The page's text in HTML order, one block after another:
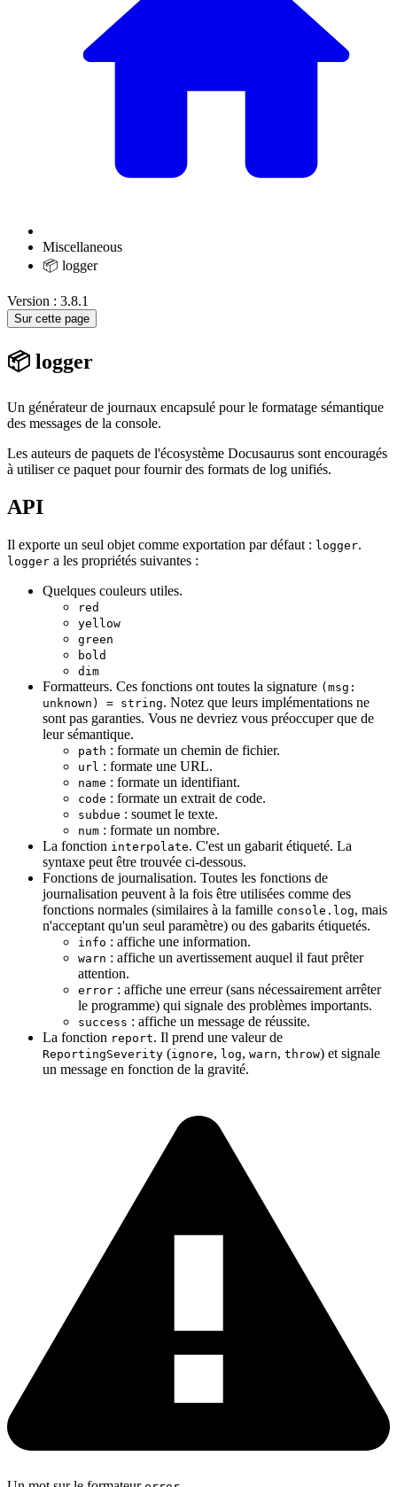
Miscellaneous
📦 logger
Version : 3.8.1
Sur cette page
📦 logger
Un générateur de journaux encapsulé pour le formatage sémantique
des messages de la console.
Les auteurs de paquets de l'écosystème Docusaurus sont encouragés
à utiliser ce paquet pour fournir des formats de log unifiés.
API
Il exporte un seul objet comme exportation par défaut : logger.
logger a les propriétés suivantes :
Quelques couleurs utiles.
red
yellow
green
bold
dim
Formatteurs. Ces fonctions ont toutes la signature (msg:
unknown) = string. Notez que leurs implémentations ne
sont pas garanties. Vous ne devriez vous préoccuper que de
leur sémantique.
path : formate un chemin de fichier.
url : formate une URL.
name : formate un identifiant.
code : formate un extrait de code.
subdue : soumet le texte.
num : formate un nombre.
La fonction interpolate. C'est un gabarit étiqueté. La
syntaxe peut être trouvée ci-dessous.
Fonctions de journalisation. Toutes les fonctions de
journalisation peuvent à la fois être utilisées comme des
fonctions normales (similaires à la famille console.log, mais
n'acceptant qu'un seul paramètre) ou des gabarits étiquetés.
info : affiche une information.
warn : affiche un avertissement auquel il faut prêter
attention.
error : affiche une erreur (sans nécessairement arrêter
le programme) qui signale des problèmes importants.
success : affiche un message de réussite.
La fonction report. Il prend une valeur de
ReportingSeverity (ignore, log, warn, throw) et signale
un message en fonction de la gravité.